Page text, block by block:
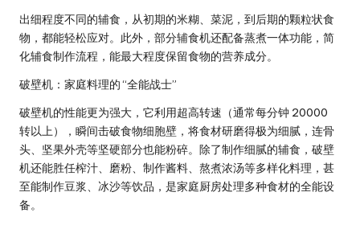
出细程度不同的辅食，从初期的米糊、菜泥，到后期的颗粒状食
物，都能轻松应对。此外，部分辅食机还配备蒸煮一体功能，简
化辅食制作流程，能最大程度保留食物的营养成分。
破壁机：家庭料理的 “全能战士”
破壁机的性能更为强大，它利用超高转速（通常每分钟 20000
转以上），瞬间击破食物细胞壁，将食材研磨得极为细腻，连骨
头、坚果外壳等坚硬部分也能粉碎。除了制作细腻的辅食，破壁
机还能胜任榨汁、磨粉、制作酱料、熬煮浓汤等多样化料理，甚
至能制作豆浆、冰沙等饮品，是家庭厨房处理多种食材的全能设
备。